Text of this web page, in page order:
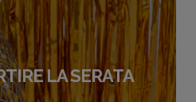
LA SERATA